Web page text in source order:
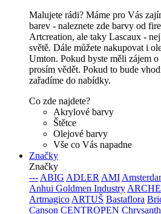
Malujete rádi? Máme pro Vás
barev - naleznete zde barvy od
Artcreation, ale taky Lascaux -
světě. Dále můžete nakupovat i
Umton. Pokud byste měli zájem
prosím vědět. Pokud to bude
zařadíme do nabídky.
Co zde najdete?
Akrylové barvy
Štětce
Olejové barvy
Vše co Vás napadne
Značky
Značky
--- ABIG ADLER AMI
Anhui Goldmen Industry
Artmagico ARTUŠ Bastaflora
Canson CENTROPEN